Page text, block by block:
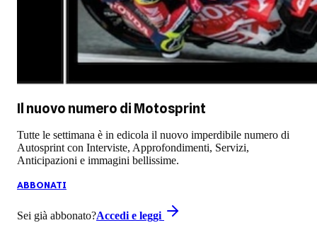
Il nuovo numero di Motosprint
Tutte le settimana è in edicola il nuovo imperdibile numero di
Autosprint con Interviste, Approfondimenti, Servizi,
Anticipazioni e immagini bellissime.
ABBONATI
Sei già abbonato?Accedi e leggi